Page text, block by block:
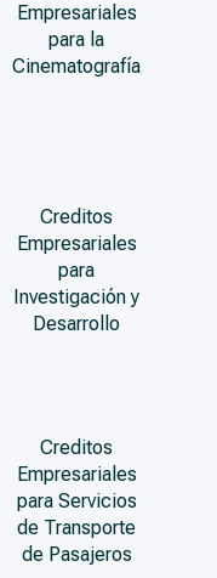
Empresariales
para la
Cinematografía
Creditos
Empresariales
para
Investigación y
Desarrollo
Creditos
Empresariales
para Servicios
de Transporte
de Pasajeros